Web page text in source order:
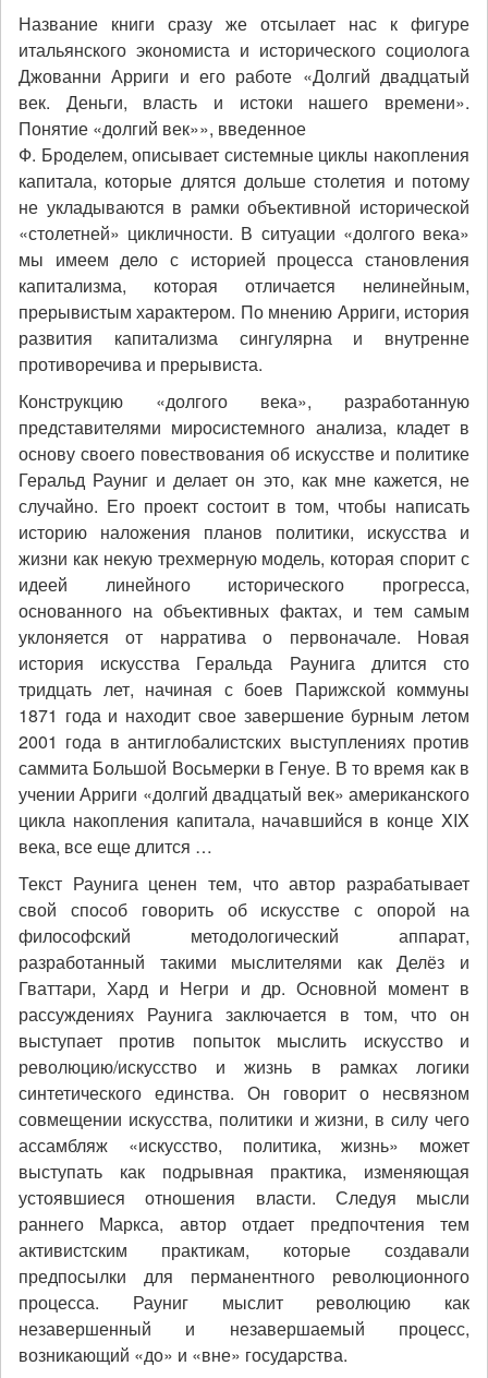
Название книги сразу же отсылает нас к фигуре
итальянского экономиста и исторического социолога
Джованни Арриги и его работе «Долгий двадцатый
век. Деньги, власть и истоки нашего времени».
Понятие «долгий век»», введенное
Ф. Броделем, описывает системные циклы накопления
капитала, которые длятся дольше столетия и потому
не укладываются в рамки объективной исторической
«столетней» цикличности. В ситуации «долгого века»
мы имеем дело с историей процесса становления
капитализма, которая отличается нелинейным,
прерывистым характером. По мнению Арриги, история
развития капитализма сингулярна и внутренне
противоречива и прерывиста.
Конструкцию «долгого века», разработанную
представителями миросистемного анализа, кладет в
основу своего повествования об искусстве и политике
Геральд Рауниг и делает он это, как мне кажется, не
случайно. Его проект состоит в том, чтобы написать
историю наложения планов политики, искусства и
жизни как некую трехмерную модель, которая спорит с
идеей линейного исторического прогресса,
основанного на объективных фактах, и тем самым
уклоняется от нарратива о первоначале. Новая
история искусства Геральда Раунига длится сто
тридцать лет, начиная с боев Парижской коммуны
1871 года и находит свое завершение бурным летом
2001 года в антиглобалистских выступлениях против
саммита Большой Восьмерки в Генуе. В то время как в
учении Арриги «долгий двадцатый век» американского
цикла накопления капитала, начавшийся в конце XIX
века, все еще длится …
Текст Раунига ценен тем, что автор разрабатывает
свой способ говорить об искусстве с опорой на
философский методологический аппарат,
разработанный такими мыслителями как Делёз и
Гваттари, Хард и Негри и др. Основной момент в
рассуждениях Раунига заключается в том, что он
выступает против попыток мыслить искусство и
революцию/искусство и жизнь в рамках логики
синтетического единства. Он говорит о несвязном
совмещении искусства, политики и жизни, в силу чего
ассамбляж «искусство, политика, жизнь» может
выступать как подрывная практика, изменяющая
устоявшиеся отношения власти. Следуя мысли
раннего Маркса, автор отдает предпочтения тем
активистским практикам, которые создавали
предпосылки для перманентного революционного
процесса. Рауниг мыслит революцию как
незавершенный и незавершаемый процесс,
возникающий «до» и «вне» государства.